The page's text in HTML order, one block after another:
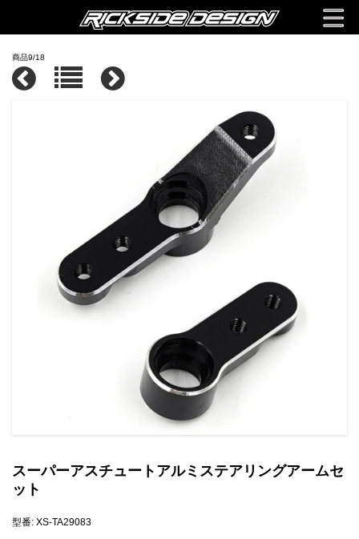
商品9/18
スーパーアスチュートアルミステアリングアームセ
ット
型番: XS-TA29083